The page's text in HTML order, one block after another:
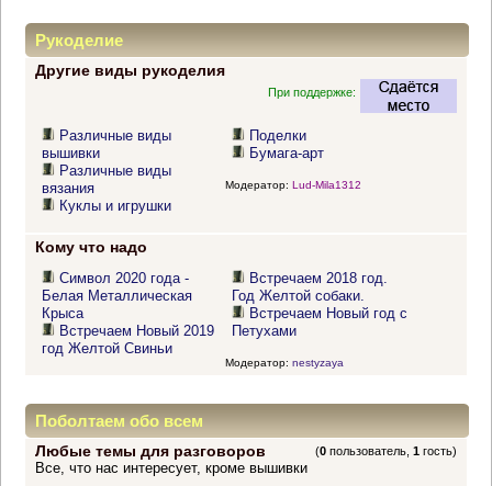
Рукоделие
Другие виды рукоделия
При поддержке:
Различные виды
вышивки
Различные виды
вязания
Куклы и игрушки
Поделки
Бумага-арт
Модератор: Lud-Mila1312
Кому что надо
Символ 2020 года -
Белая Металлическая
Крыса
Встречаем Новый 2019
год Желтой Свиньи
Встречаем 2018 год.
Год Желтой собаки.
Встречаем Новый год с
Петухами
Модератор: nestyzaya
Поболтаем обо всем
Любые темы для разговоров (0 пользователь,1 гость)
Все, что нас интересует, кроме вышивки